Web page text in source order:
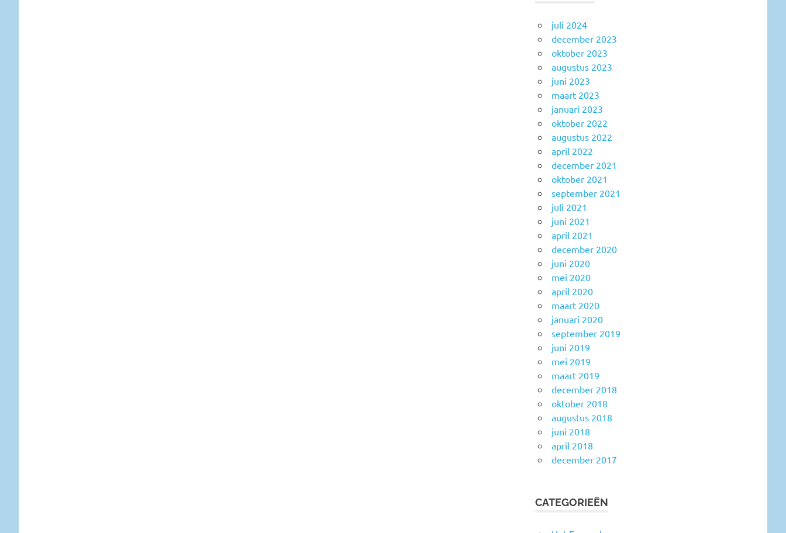
juli 2024
december 2023
oktober 2023
augustus 2023
juni 2023
maart 2023
januari 2023
oktober 2022
augustus 2022
april 2022
december 2021
oktober 2021
september 2021
juli 2021
juni 2021
april 2021
december 2020
juni 2020
mei 2020
april 2020
maart 2020
januari 2020
september 2019
juni 2019
mei 2019
maart 2019
december 2018
oktober 2018
augustus 2018
juni 2018
april 2018
december 2017
CATEGORIEËN